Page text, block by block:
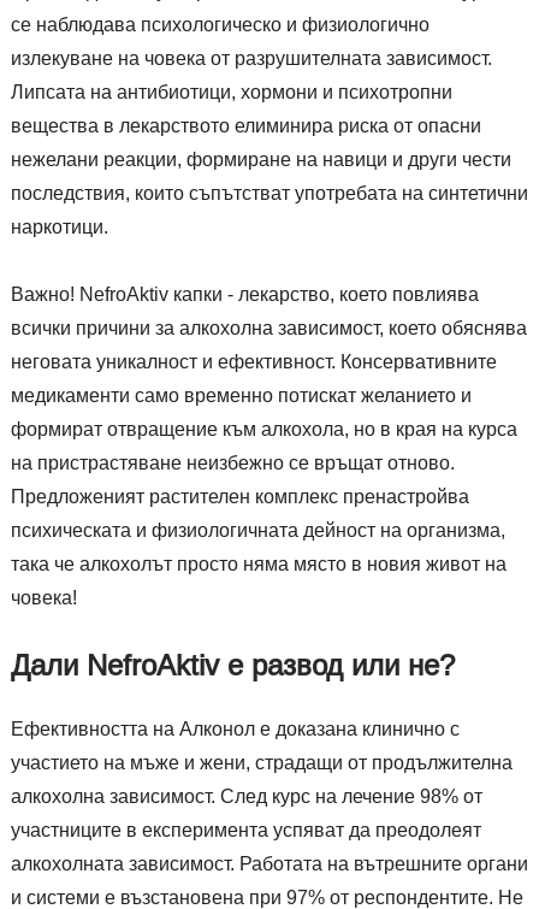
се наблюдава психологическо и физиологично
излекуване на човека от разрушителната зависимост.
Липсата на антибиотици, хормони и психотропни
вещества в лекарството елиминира риска от опасни
нежелани реакции, формиране на навици и други чести
последствия, които съпътстват употребата на синтетични
наркотици.
Важно! NefroAktiv капки - лекарство, което повлиява
всички причини за алкохолна зависимост, което обяснява
неговата уникалност и ефективност. Консервативните
медикаменти само временно потискат желанието и
формират отвращение към алкохола, но в края на курса
на пристрастяване неизбежно се връщат отново.
Предложеният растителен комплекс пренастройва
психическата и физиологичната дейност на организма,
така че алкохолът просто няма място в новия живот на
човека!
Дали NefroAktiv е развод или не?
Ефективността на Алконол е доказана клинично с
участието на мъже и жени, страдащи от продължителна
алкохолна зависимост. След курс на лечение 98% от
участниците в експеримента успяват да преодолеят
алкохолната зависимост. Работата на вътрешните органи
и системи е възстановена при 97% от респондентите. Не